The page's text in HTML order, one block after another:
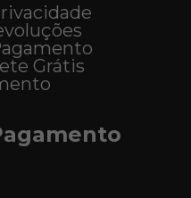
Grátis